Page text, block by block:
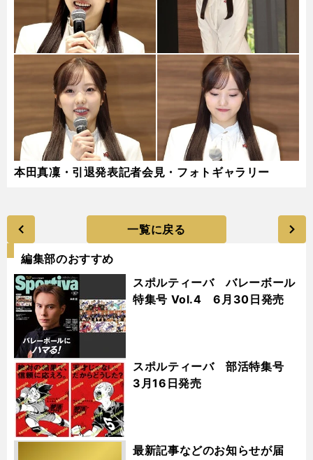
本田真凜・引退発表記者会見・フォトギャラリー
一覧に戻る
編集部のおすすめ
スポルティーバ バレーボール
特集号 Vol.4 6月30日発売
スポルティーバ 部活特集号
3月16日発売
最新記事などのお知らせが届